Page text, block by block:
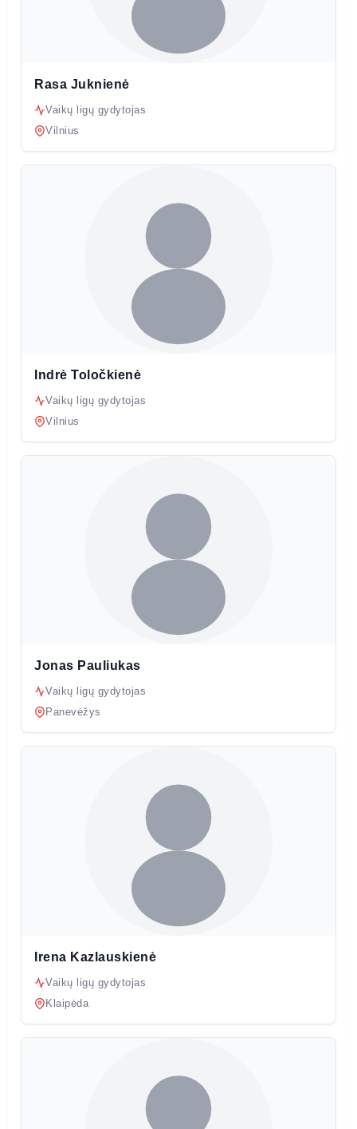
Rasa Juknienė
Vaikų ligų gydytojas
Vilnius
Indrė Toločkienė
Vaikų ligų gydytojas
Vilnius
Jonas Pauliukas
Vaikų ligų gydytojas
Panevėžys
Irena Kazlauskienė
Vaikų ligų gydytojas
Klaipėda